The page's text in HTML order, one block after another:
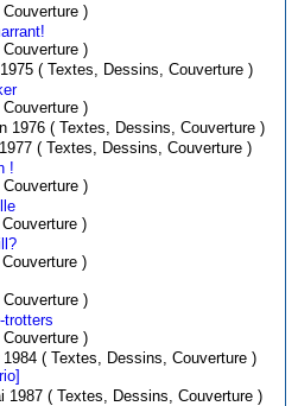
Couverture )
Couverture )
/ Jan 1975 ( Textes, Dessins, Couverture )
Couverture )
/ Jan 1976 ( Textes, Dessins, Couverture )
/ Oct 1977 ( Textes, Dessins, Couverture )
!
Couverture )
Couverture )
Couverture )
Couverture )
trotters
Couverture )
/ Avr 1984 ( Textes, Dessins, Couverture )
/ Mai 1987 ( Textes, Dessins, Couverture )